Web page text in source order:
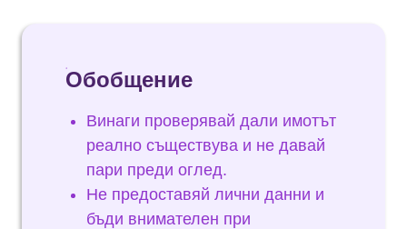
Обобщение
Винаги проверявай дали имотът
реално съществува и не давай
пари преди оглед.
Не предоставяй лични данни и
бъди внимателен при